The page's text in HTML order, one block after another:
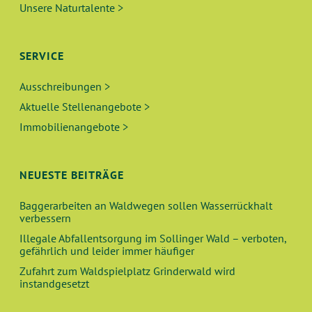
Unsere Naturtalente >
SERVICE
Ausschreibungen >
Aktuelle Stellenangebote >
Immobilienangebote >
NEUESTE BEITRÄGE
Baggerarbeiten an Waldwegen sollen Wasserrückhalt
verbessern
Illegale Abfallentsorgung im Sollinger Wald – verboten,
gefährlich und leider immer häufiger
Zufahrt zum Waldspielplatz Grinderwald wird
instandgesetzt